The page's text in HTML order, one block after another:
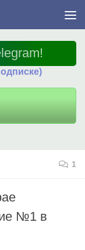
1
№1 в